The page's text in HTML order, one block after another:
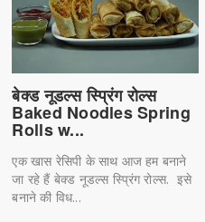
बेक्ड नूडल्स स्प्रिंग रोल्स
Baked Noodles Spring
Rolls w...
एक खास रेसिपी के साथ आज हम बनाने
जा रहे हैं बेक्ड नूडल्स स्प्रिंग रोल्स. इसे
बनाने की विध...